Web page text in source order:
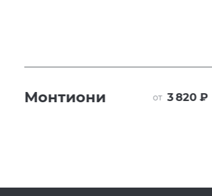
Монтиони от 3 820 ₽